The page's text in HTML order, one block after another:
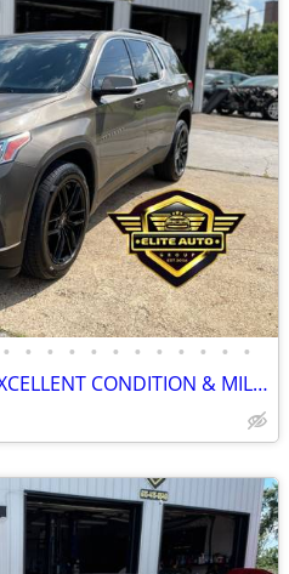
• • • • • • • • • • • •
2020 CHEVY TRAVERSE - EXCELLENT CONDITION & MILEAGE!!!